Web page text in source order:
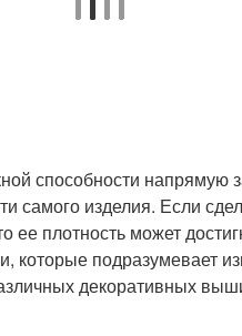
способности напрямую
самого изделия. Если
ее плотность может
которые подразумевает
декоративных